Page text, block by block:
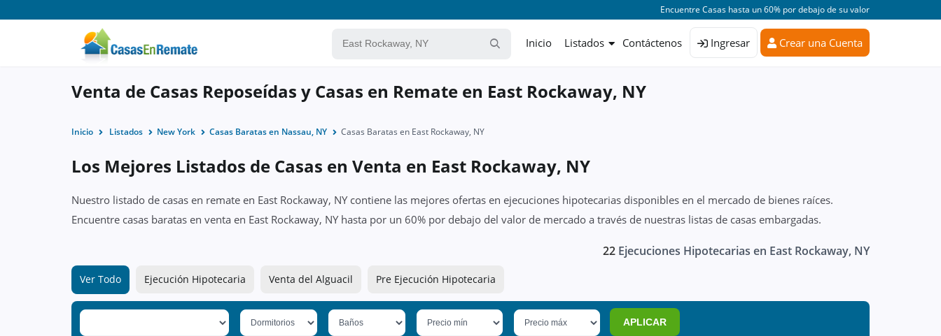
Encuentre Casas hasta un 60% por debajo de su valor
Inicio Listados Contáctenos Ingresar Crear una Cuenta
Venta de Casas Reposeídas y Casas en Remate en East Rockaway, NY
Inicio Listados New York Casas Baratas en Nassau, NY Casas Baratas en East Rockaway, NY
Los Mejores Listados de Casas en Venta en East Rockaway, NY
Nuestro listado de casas en remate en East Rockaway, NY contiene las mejores ofertas en ejecuciones hipotecarias disponibles en el mercado de bienes raíces.
Encuentre casas baratas en venta en East Rockaway, NY hasta por un 60% por debajo del valor de mercado a través de nuestras listas de casas embargadas.
22 Ejecuciones Hipotecarias en East Rockaway, NY
Ver Todo Ejecución Hipotecaria Venta del Alguacil Pre Ejecución Hipotecaria
APLICAR